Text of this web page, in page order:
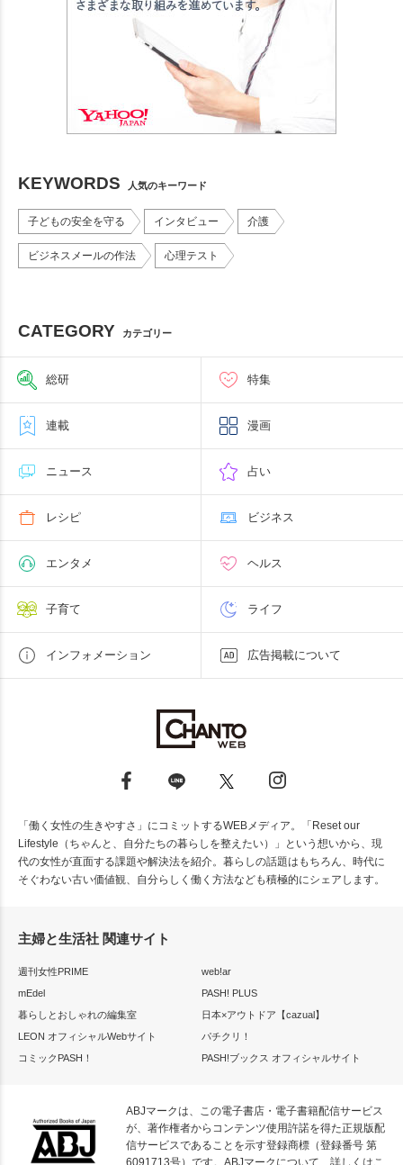
KEYWORDS 人気のキーワード
子どもの安全を守る インタビュー 介護
ビジネスメールの作法 心理テスト
CATEGORY カテゴリー
総研 特集
連載 漫画
ニュース 占い
レシピ ビジネス
エンタメ ヘルス
子育て ライフ
インフォメーション 広告掲載について
「働く女性の生きやすさ」にコミットするWEBメディア。「Reset our
Lifestyle（ちゃんと、自分たちの暮らしを整えたい）」という想いから、現
代の女性が直面する課題や解決法を紹介。暮らしの話題はもちろん、時代に
そぐわない古い価値観、自分らしく働く方法なども積極的にシェアします。
主婦と生活社 関連サイト
週刊女性PRIME
web!ar
mEdel
PASH! PLUS
暮らしとおしゃれの編集室
日本×アウトドア【cazual】
LEON オフィシャルWebサイト
パチクリ！
コミックPASH！
PASH!ブックス オフィシャルサイト
ABJマークは、この電子書店・電子書籍配信サービス
が、著作権者からコンテンツ使用許諾を得た正規版配
信サービスであることを示す登録商標（登録番号 第
6091713号）です。ABJマークについて、詳しくはこ